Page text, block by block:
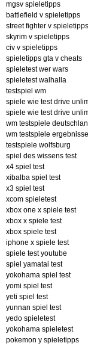
mgsv spieletipps
battlefield v spieletipps
street fighter v spieletipps
skyrim v spieletipps
civ v spieletipps
spieletipps gta v cheats
spieletest wer wars
spieletest walhalla
testspiel wm
spiele wie test drive
spiele wie test drive
wm testspiele
wm testspiele ergebnisse
testspiele wolfsburg
spiel des wissens test
x4 spiel test
xibalba spiel test
x3 spiel test
xcom spieletest
xbox one x spiele test
xbox x spiele test
xbox spiele test
iphone x spiele test
spiele test youtube
spiel yamatai test
yokohama spiel test
yomi spiel test
yeti spiel test
yunnan spiel test
yedo spieletest
yokohama spieletest
pokemon y spieletipps